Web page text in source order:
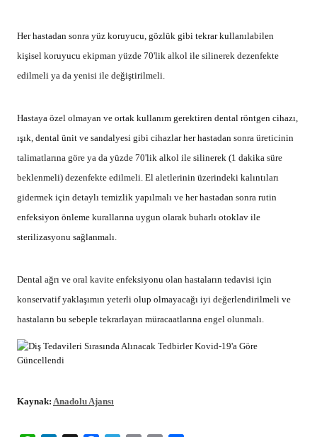
Her hastadan sonra yüz koruyucu, gözlük gibi tekrar kullanılabilen
kişisel koruyucu ekipman yüzde 70'lik alkol ile silinerek dezenfekte
edilmeli ya da yenisi ile değiştirilmeli.
Hastaya özel olmayan ve ortak kullanım gerektiren dental röntgen cihazı,
ışık, dental ünit ve sandalyesi gibi cihazlar her hastadan sonra üreticinin
talimatlarına göre ya da yüzde 70'lik alkol ile silinerek (1 dakika süre
beklenmeli) dezenfekte edilmeli. El aletlerinin üzerindeki kalıntıları
gidermek için detaylı temizlik yapılmalı ve her hastadan sonra rutin
enfeksiyon önleme kurallarına uygun olarak buharlı otoklav ile
sterilizasyonu sağlanmalı.
Dental ağrı ve oral kavite enfeksiyonu olan hastaların tedavisi için
konservatif yaklaşımın yeterli olup olmayacağı iyi değerlendirilmeli ve
hastaların bu sebeple tekrarlayan müracaatlarına engel olunmalı.
Kaynak: Anadolu Ajansı